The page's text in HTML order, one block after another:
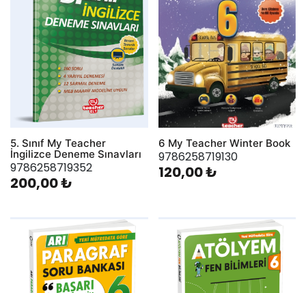
5. Sınıf My Teacher
İngilizce Deneme Sınavları
9786258719352
200,00 ₺
6 My Teacher Winter Book
9786258719130
120,00 ₺